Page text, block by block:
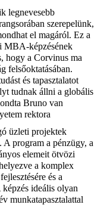
legnevesebb
szerepelünk,
el magáról. Ez a
MBA-képzésének
hogy a Corvinus ma
felsőoktatásában.
és tapasztalatot
tudnak állni a globális
Bruno van
rektora
üzleti projektek
program a pénzügy, a
elemeit ötvözi
a komplex
fejlesztésére és a
képzés ideális olyan
munkatapasztalattal